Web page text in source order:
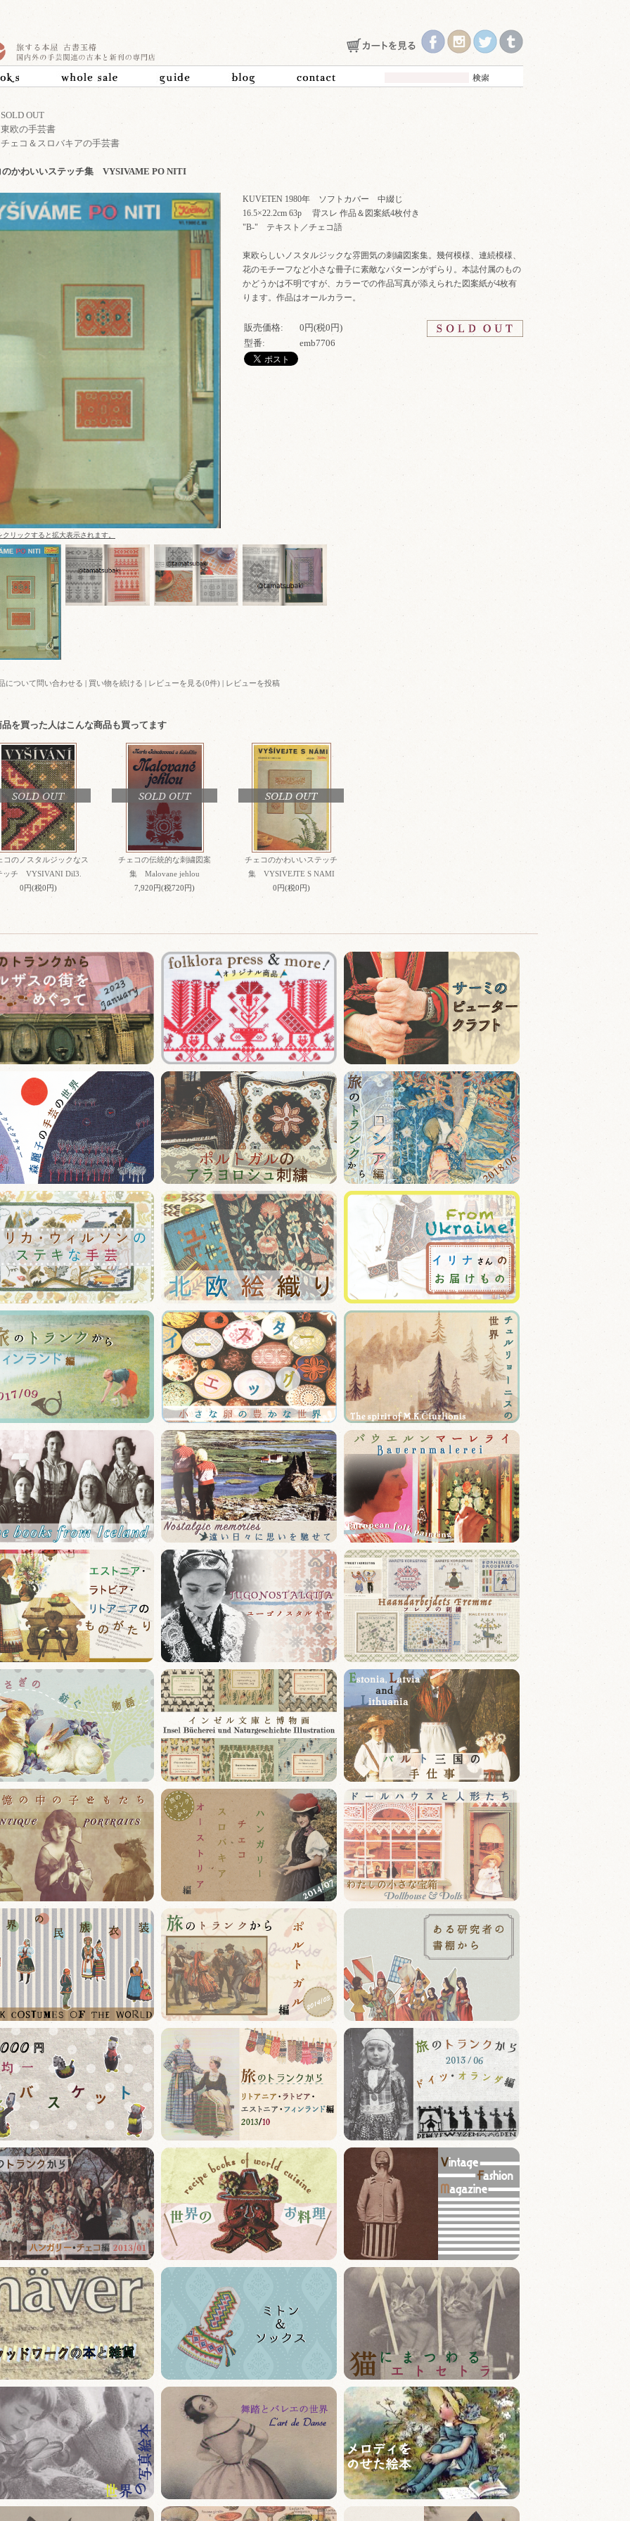
SOLD OUT
東欧の手芸書
チェコ＆スロバキアの手芸書
のかわいいステッチ集 VYSIVAME PO NITI
KUVETEN 1980年 ソフトカバー 中綴じ
16.5×22.2cm 63p 背スレ 作品＆図案紙4枚付き
"B-" テキスト／チェコ語
東欧らしいノスタルジックな雰囲気の刺繍図案集。幾何模様、連続模様、
花のモチーフなど小さな冊子に素敵なパターンがずらり。本誌付属のもの
かどうかは不明ですが、カラーでの作品写真が添えられた図案紙が4枚有
ります。作品はオールカラー。
販売価格:
0円(税0円)
型番:
emb7706
リックすると拡大表示されます。
について問い合わせる | 買い物を続ける | レビューを見る(0件) | レビューを投稿
品を買った人はこんな商品も買ってます
SOLD OUT
コのノスタルジックなス
ッチ VYSIVANI Dil3.
0円(税0円)
SOLD OUT
チェコの伝統的な刺繍図案
集 Malovane jehlou
7,920円(税720円)
SOLD OUT
チェコのかわいいステッチ
集 VYSIVEJTE S NAMI
0円(税0円)